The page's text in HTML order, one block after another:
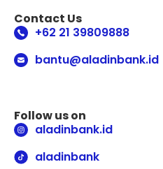
Contact Us
+62 21 39809888
bantu@aladinbank.id
Follow us on
aladinbank.id
aladinbank